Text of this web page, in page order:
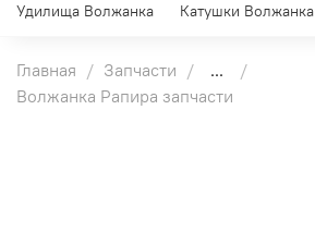
Удилища Волжанка Катушки Волжанка
Главная Запчасти
...
Волжанка Рапира запчасти